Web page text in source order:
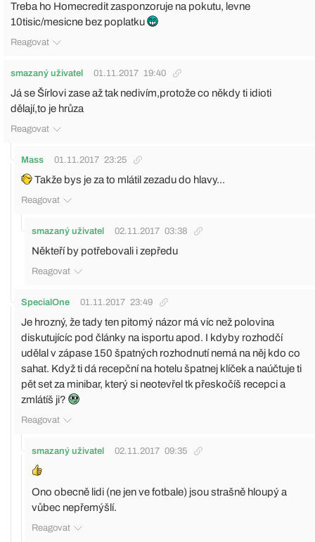
Treba ho Homecredit zasponzoruje na pokutu, levne
10tisic/mesicne bez poplatku
Reagovat
smazaný uživatel 01.11.2017 19:40
Já se Šírlovi zase až tak nedivím,protože co někdy ti idioti
dělají,to je hrůza
Reagovat
Mass 01.11.2017 23:25
Takže bys je za to mlátil zezadu do hlavy...
Reagovat
smazaný uživatel 02.11.2017 03:38
Někteří by potřebovali i zepředu
Reagovat
SpecialOne 01.11.2017 23:49
Je hrozný, že tady ten pitomý názor má víc než polovina
diskutujícíc pod články na isportu apod. I kdyby rozhodčí
udělal v zápase 150 špatných rozhodnutí nemá na něj kdo co
sahat. Když ti dá recepční na hotelu špatnej klíček a naúčtuje ti
pět set za minibar, který si neotevřel tk přeskočíš recepci a
zmlátíš ji?
Reagovat
smazaný uživatel 02.11.2017 09:35
Ono obecně lidi (ne jen ve fotbale) jsou strašně hloupý a
vůbec nepřemýšlí.
Reagovat